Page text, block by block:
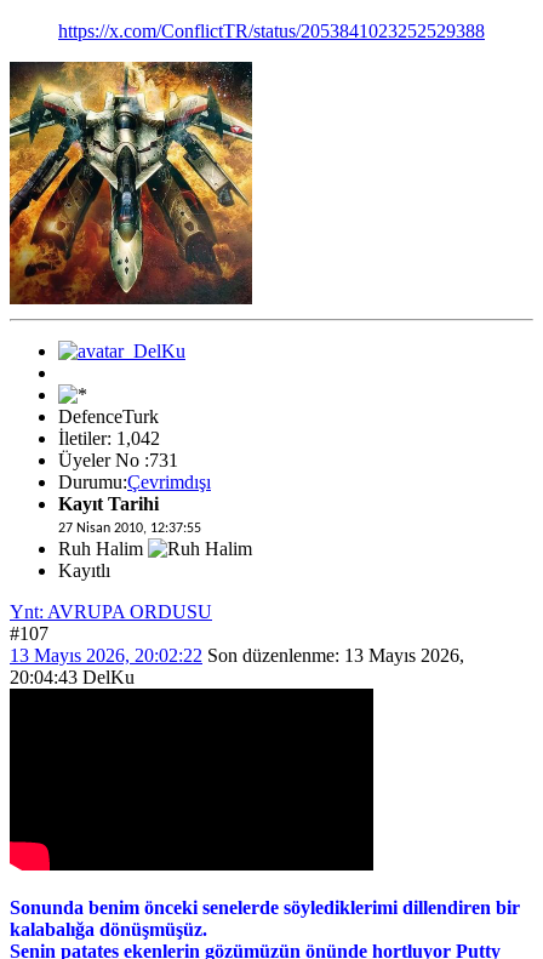
https://x.com/ConflictTR/status/2053841023252529388
DefenceTurk
İletiler: 1,042
Üyeler No :731
Durumu:Çevrimdışı
Kayıt Tarihi
27 Nisan 2010, 12:37:55
Ruh Halim
Kayıtlı
Ynt: AVRUPA ORDUSU
#107
13 Mayıs 2026, 20:02:22 Son düzenlenme: 13 Mayıs 2026,
20:04:43 DelKu
Sonunda benim önceki senelerde söylediklerimi dillendiren bir
kalabalığa dönüşmüşüz.
Senin patates ekenlerin gözümüzün önünde hortluyor Putty